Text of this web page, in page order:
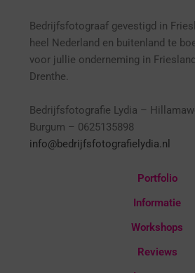
Bedrijfsfotograaf gevestigd in
heel Nederland en buitenland te
voor jullie onderneming in
Drenthe.
Bedrijfsfotografie Lydia –
Burgum – 0625135898
info@bedrijfsfotografielydia.nl
Portfolio
Informatie
Workshops
Reviews